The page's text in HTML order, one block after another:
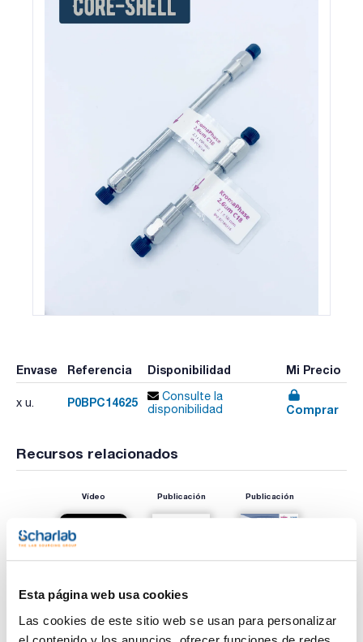
Esta página web usa cookies
Las cookies de este sitio web se usan para personalizar
Envase Referencia Disponibilidad Mi Precio
x u. P0BPC14625
Consulte la
disponibilidad
Comprar
Recursos relacionados
Vídeo Publicación Publicación